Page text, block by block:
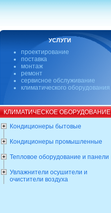
УСЛУГИ
проектирование
поставка
монтаж
ремонт
сервисное обслуживание
климатического оборудования
КЛИМАТИЧЕСКОЕ ОБОРУДОВАНИЕ
Кондиционеры бытовые
Кондиционеры промышленные
Тепловое оборудование и панели
Увлажнители осушители и
очистители воздуха